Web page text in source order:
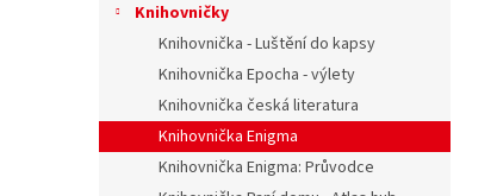
Knihovničky
Knihovnička - Luštění do kapsy
Knihovnička Epocha - výlety
Knihovnička česká literatura
Knihovnička Enigma
Knihovnička Enigma: Průvodce